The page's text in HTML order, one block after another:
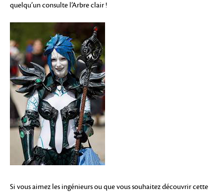
quelqu’un consulte l’Arbre clair !
Si vous aimez les ingénieurs ou que vous souhaitez découvrir cette